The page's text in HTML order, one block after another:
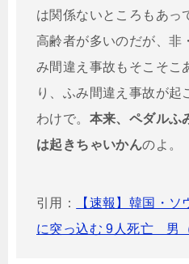
は関係ないところもあっ
高齢者が多いのだが、非
み間違え事故もそこそこ
り、ふみ間違え事故が起
わけで。 本来、ペダルふ
は起きちゃいかんのよ。
引用：
【速報】韓国・
に突っ込む 9人死亡 男